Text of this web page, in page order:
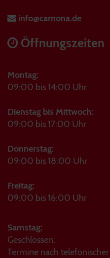
info@carnona.de
Öffnungszeiten
Montag:
09:00 bis 14:00 Uhr
Dienstag bis Mittwoch:
09:00 bis 17:00 Uhr
Donnerstag:
09:00 bis 18:00 Uhr
Freitag:
09:00 bis 16:00 Uhr
Samstag:
Geschlossen:
Termine nach